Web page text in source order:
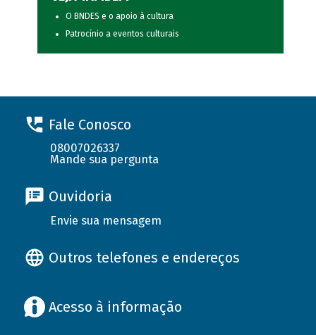
O BNDES e o apoio à cultura
Patrocínio a eventos culturais
Fale Conosco
08007026337
Mande sua pergunta
Ouvidoria
Envie sua mensagem
Outros telefones e endereços
Acesso à informação